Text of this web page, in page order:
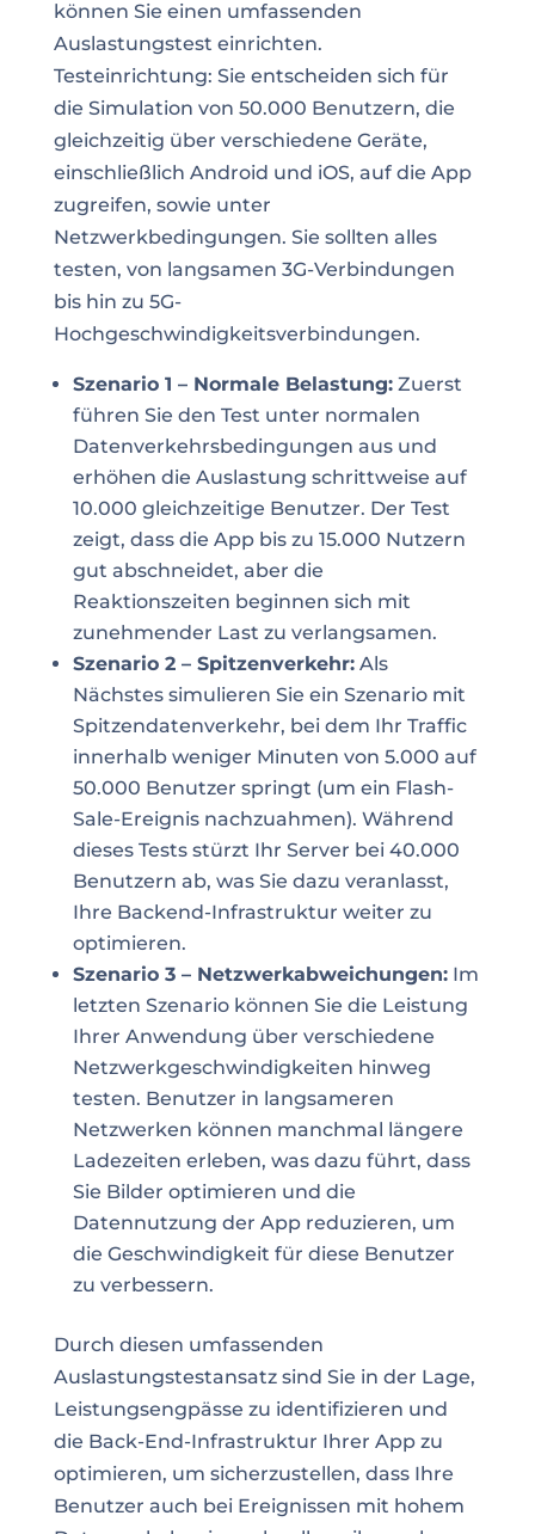
können Sie einen umfassenden
Auslastungstest einrichten.
Testeinrichtung: Sie entscheiden sich für
die Simulation von 50.000 Benutzern, die
gleichzeitig über verschiedene Geräte,
einschließlich Android und iOS, auf die App
zugreifen, sowie unter
Netzwerkbedingungen. Sie sollten alles
testen, von langsamen 3G-Verbindungen
bis hin zu 5G-
Hochgeschwindigkeitsverbindungen.
Szenario 1 – Normale Belastung:Zuerst
führen Sie den Test unter normalen
Datenverkehrsbedingungen aus und
erhöhen die Auslastung schrittweise auf
10.000 gleichzeitige Benutzer. Der Test
zeigt, dass die App bis zu 15.000 Nutzern
gut abschneidet, aber die
Reaktionszeiten beginnen sich mit
zunehmender Last zu verlangsamen.
Szenario 2 – Spitzenverkehr:Als
Nächstes simulieren Sie ein Szenario mit
Spitzendatenverkehr, bei dem Ihr Traffic
innerhalb weniger Minuten von 5.000 auf
50.000 Benutzer springt (um ein Flash-
Sale-Ereignis nachzuahmen). Während
dieses Tests stürzt Ihr Server bei 40.000
Benutzern ab, was Sie dazu veranlasst,
Ihre Backend-Infrastruktur weiter zu
optimieren.
Szenario 3 – Netzwerkabweichungen:Im
letzten Szenario können Sie die Leistung
Ihrer Anwendung über verschiedene
Netzwerkgeschwindigkeiten hinweg
testen. Benutzer in langsameren
Netzwerken können manchmal längere
Ladezeiten erleben, was dazu führt, dass
Sie Bilder optimieren und die
Datennutzung der App reduzieren, um
die Geschwindigkeit für diese Benutzer
zu verbessern.
Durch diesen umfassenden
Auslastungstestansatz sind Sie in der Lage,
Leistungsengpässe zu identifizieren und
die Back-End-Infrastruktur Ihrer App zu
optimieren, um sicherzustellen, dass Ihre
Benutzer auch bei Ereignissen mit hohem